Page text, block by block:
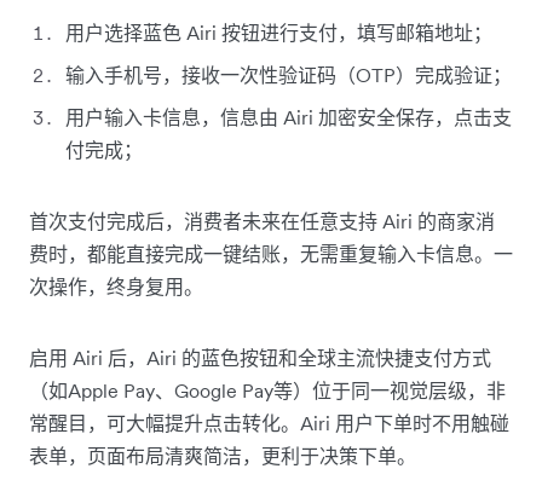
用户选择蓝色 Airi 按钮进行支付，填写邮箱地址；
输入手机号，接收一次性验证码（OTP）完成验证；
用户输入卡信息，信息由 Airi 加密安全保存，点击支
付完成；
首次支付完成后，消费者未来在任意支持 Airi 的商家消
费时，都能直接完成一键结账，无需重复输入卡信息。一
次操作，终身复用。
启用 Airi 后，Airi 的蓝色按钮和全球主流快捷支付方式
（如Apple Pay、Google Pay等）位于同一视觉层级，非
常醒目，可大幅提升点击转化。Airi 用户下单时不用触碰
表单，页面布局清爽简洁，更利于决策下单。